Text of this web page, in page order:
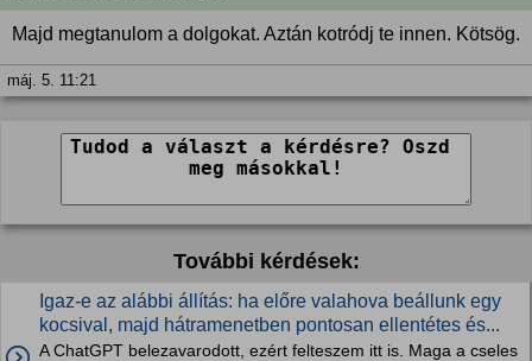
Majd megtanulom a dolgokat. Aztán kotródj te innen. Kötsög.
máj. 5. 11:21
További kérdések:
Igaz-e az alábbi állítás: ha előre valahova beállunk egy
kocsival, majd hátramenetben pontosan ellentétes és...
A ChatGPT belezavarodott, ezért felteszem itt is. Maga a cseles